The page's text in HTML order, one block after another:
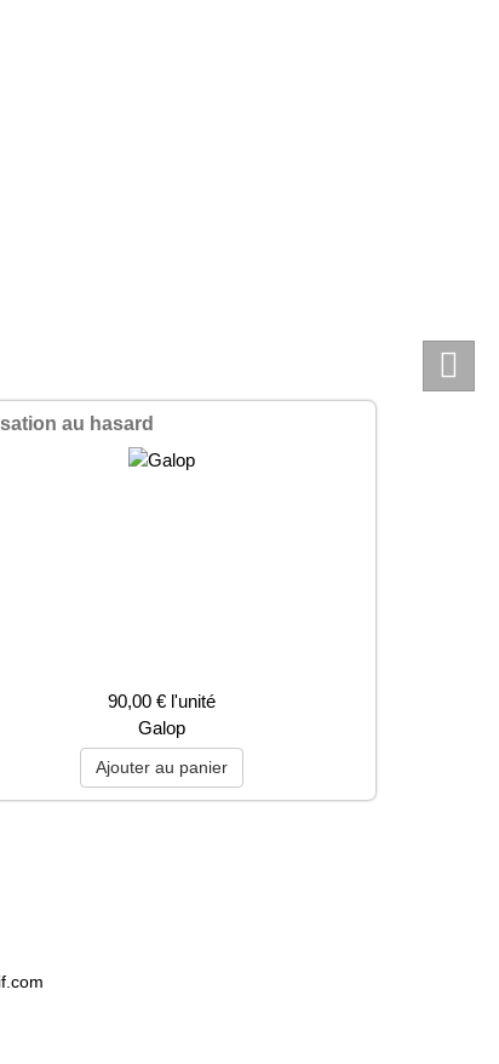
au hasard
90,00 € l'unité
Galop